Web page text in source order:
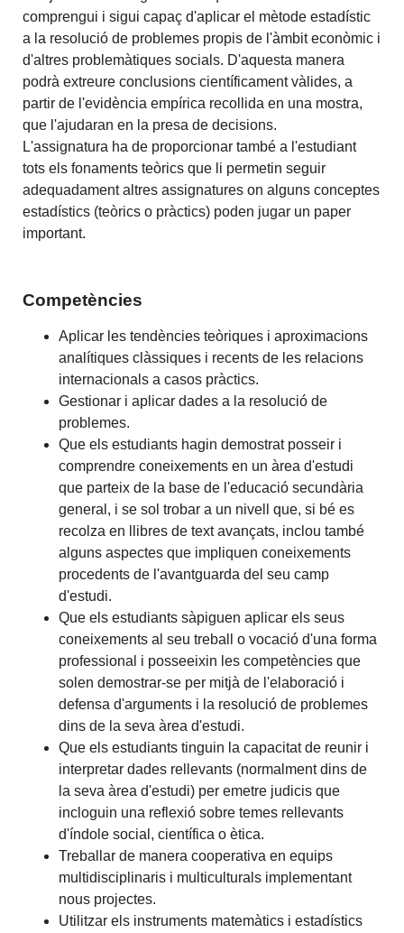
comprengui i sigui capaç d'aplicar el mètode estadístic
a la resolució de problemes propis de l'àmbit econòmic i
d'altres problemàtiques socials. D'aquesta manera
podrà extreure conclusions científicament vàlides, a
partir de l'evidència empírica recollida en una mostra,
que l'ajudaran en la presa de decisions.
L'assignatura ha de proporcionar també a l'estudiant
tots els fonaments teòrics que li permetin seguir
adequadament altres assignatures on alguns conceptes
estadístics (teòrics o pràctics) poden jugar un paper
important.
Competències
Aplicar les tendències teòriques i aproximacions
analítiques clàssiques i recents de les relacions
internacionals a casos pràctics.
Gestionar i aplicar dades a la resolució de
problemes.
Que els estudiants hagin demostrat posseir i
comprendre coneixements en un àrea d'estudi
que parteix de la base de l'educació secundària
general, i se sol trobar a un nivell que, si bé es
recolza en llibres de text avançats, inclou també
alguns aspectes que impliquen coneixements
procedents de l'avantguarda del seu camp
d'estudi.
Que els estudiants sàpiguen aplicar els seus
coneixements al seu treball o vocació d'una forma
professional i posseeixin les competències que
solen demostrar-se per mitjà de l'elaboració i
defensa d'arguments i la resolució de problemes
dins de la seva àrea d'estudi.
Que els estudiants tinguin la capacitat de reunir i
interpretar dades rellevants (normalment dins de
la seva àrea d'estudi) per emetre judicis que
incloguin una reflexió sobre temes rellevants
d'índole social, científica o ètica.
Treballar de manera cooperativa en equips
multidisciplinaris i multiculturals implementant
nous projectes.
Utilitzar els instruments matemàtics i estadístics